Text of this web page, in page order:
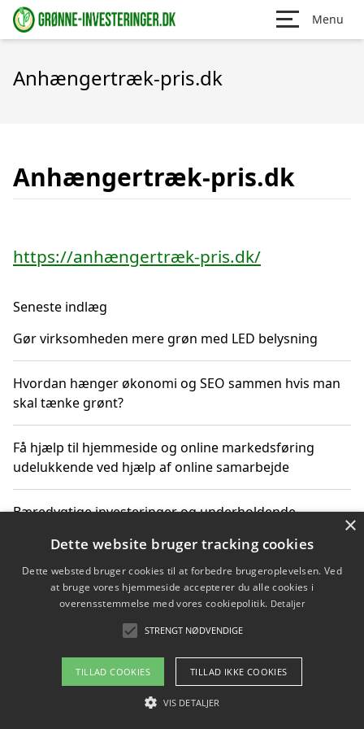
Menu
Anhængertræk-pris.dk
Anhængertræk-pris.dk
https://anhængertræk-pris.dk/
Seneste indlæg
Gør virksomheden mere grøn med LED belysning
Hvordan hænger økonomi og SEO sammen hvis man
skal tænke grønt?
Få hjælp til hjemmeside og online markedsføring
udelukkende ved hjælp af online samarbejde
Bæredygtige investeringer og underholdende
Sådan kan online møder for virksomheder fremme
grønne investeringer
Copyright 2026 - Pilanto Aps
Om / kontakt
×
Dette website bruger tracking cookies
Dette websted bruger cookies til at forbedre brugeroplevelsen. Ved
at bruge vores hjemmeside accepterer du alle cookies i
overensstemmelse med vores cookiepolitik. Detaljer
STRENGT NØDVENDIGE
TILLAD COOKIES TILLAD IKKE COOKIES
VIS DETALJER